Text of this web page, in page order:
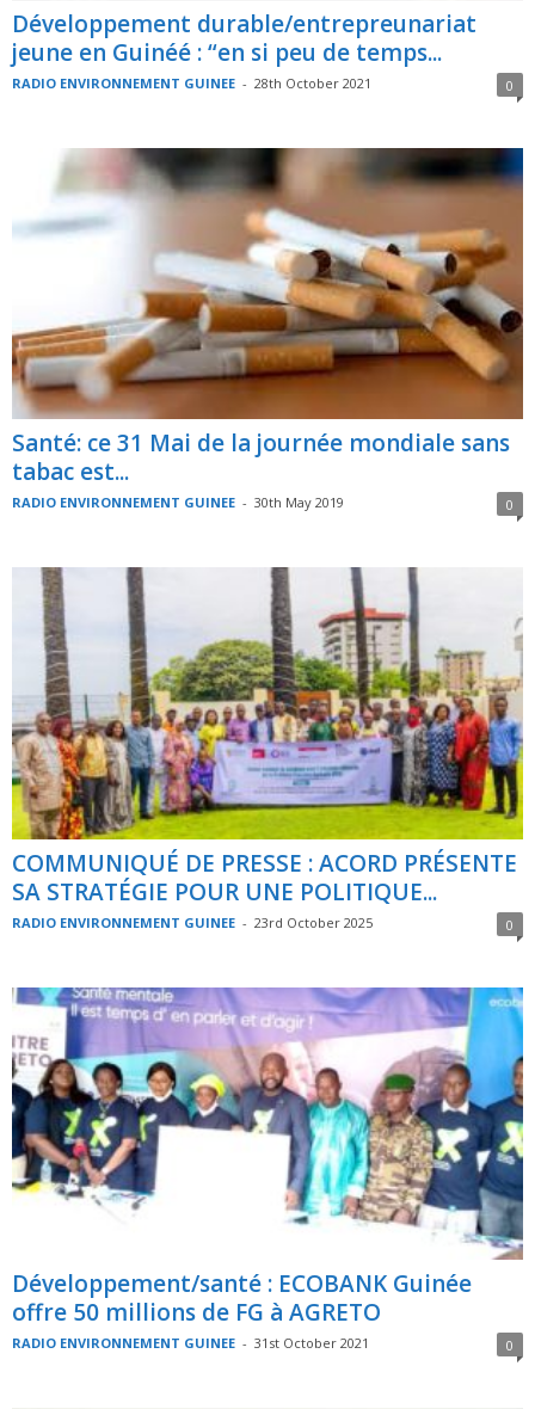
Développement durable/entrepreunariat
jeune en Guinéé : “en si peu de temps...
RADIO ENVIRONNEMENT GUINEE - 28th October 2021 0
Santé: ce 31 Mai de la journée mondiale sans
tabac est...
RADIO ENVIRONNEMENT GUINEE - 30th May 2019 0
COMMUNIQUÉ DE PRESSE : ACORD PRÉSENTE
SA STRATÉGIE POUR UNE POLITIQUE...
RADIO ENVIRONNEMENT GUINEE - 23rd October 2025 0
Développement/santé : ECOBANK Guinée
offre 50 millions de FG à AGRETO
RADIO ENVIRONNEMENT GUINEE - 31st October 2021 0